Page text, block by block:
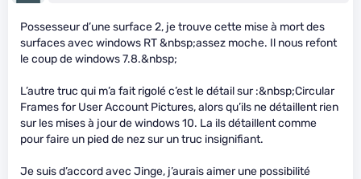
Possesseur d’une surface 2, je trouve cette mise à mort des
surfaces avec windows RT &nbsp;assez moche. Il nous refont
le coup de windows 7.8.&nbsp;
L’autre truc qui m’a fait rigolé c’est le détail sur :&nbsp;Circular
Frames for User Account Pictures, alors qu’ils ne détaillent rien
sur les mises à jour de windows 10. La ils détaillent comme
pour faire un pied de nez sur un truc insignifiant.
Je suis d’accord avec Jinge, j’aurais aimer une possibilité